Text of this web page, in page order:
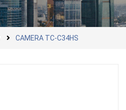
CAMERA TC-C34HS